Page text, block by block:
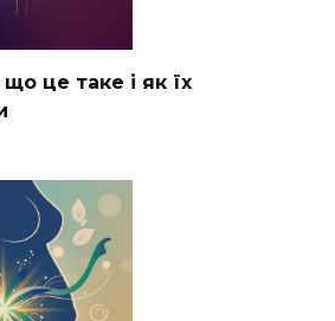
це таке і як їх